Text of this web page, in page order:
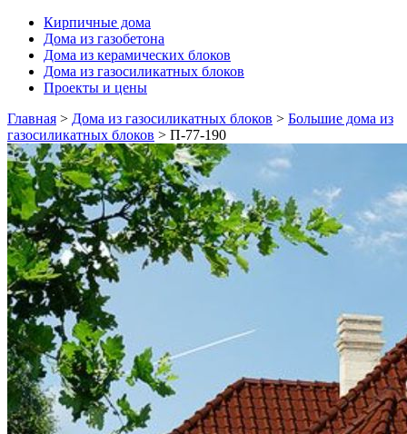
Кирпичные дома
Дома из газобетона
Дома из керамических блоков
Дома из газосиликатных блоков
Проекты и цены
Главная > Дома из газосиликатных блоков > Большие дома из
газосиликатных блоков > П-77-190